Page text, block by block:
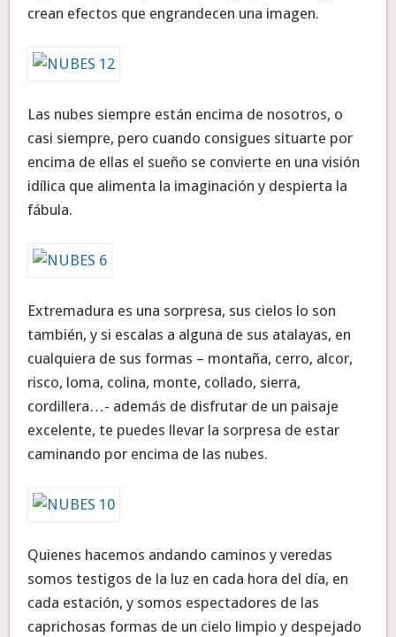
crean efectos que engrandecen una imagen.
Las nubes siempre están encima de nosotros, o
casi siempre, pero cuando consigues situarte por
encima de ellas el sueño se convierte en una visión
idílica que alimenta la imaginación y despierta la
fábula.
Extremadura es una sorpresa, sus cielos lo son
también, y si escalas a alguna de sus atalayas, en
cualquiera de sus formas – montaña, cerro, alcor,
risco, loma, colina, monte, collado, sierra,
cordillera…- además de disfrutar de un paisaje
excelente, te puedes llevar la sorpresa de estar
caminando por encima de las nubes.
Quienes hacemos andando caminos y veredas
somos testigos de la luz en cada hora del día, en
cada estación, y somos espectadores de las
caprichosas formas de un cielo limpio y despejado